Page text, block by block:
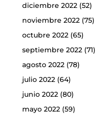
diciembre 2022(52)
noviembre 2022(75)
octubre 2022(65)
septiembre 2022(71)
agosto 2022(78)
julio 2022(64)
junio 2022(80)
mayo 2022(59)